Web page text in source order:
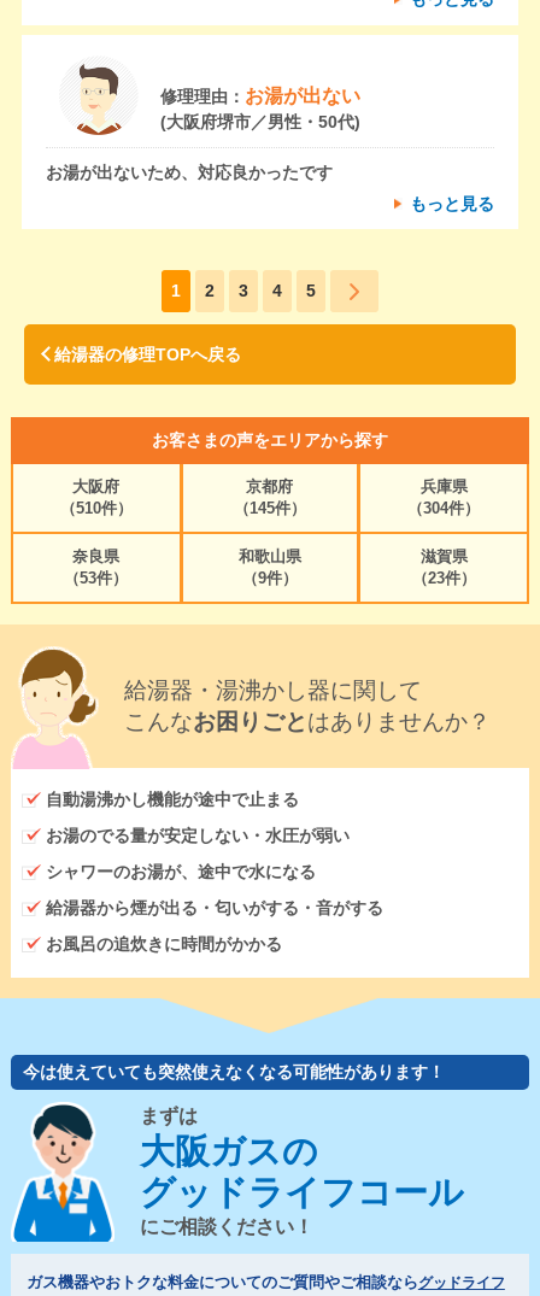
修理理由： お湯が出ない
(大阪府堺市／男性・50代)
お湯が出ないため、対応良かったです
もっと見る
1 2 3 4 5
給湯器の修理TOPへ戻る
お客さまの声をエリアから探す
大阪府
（510件）
京都府
（145件）
兵庫県
（304件）
奈良県
（53件）
和歌山県
（9件）
滋賀県
（23件）
給湯器・湯沸かし器に関して
こんなお困りごとはありませんか？
自動湯沸かし機能が途中で止まる
お湯のでる量が安定しない・水圧が弱い
シャワーのお湯が、途中で水になる
給湯器から煙が出る・匂いがする・音がする
お風呂の追炊きに時間がかかる
今は使えていても突然使えなくなる可能性があります！
まずは
大阪ガスの
グッドライフコール
にご相談ください！
ガス機器やおトクな料金についてのご質問やご相談ならグッドライフ